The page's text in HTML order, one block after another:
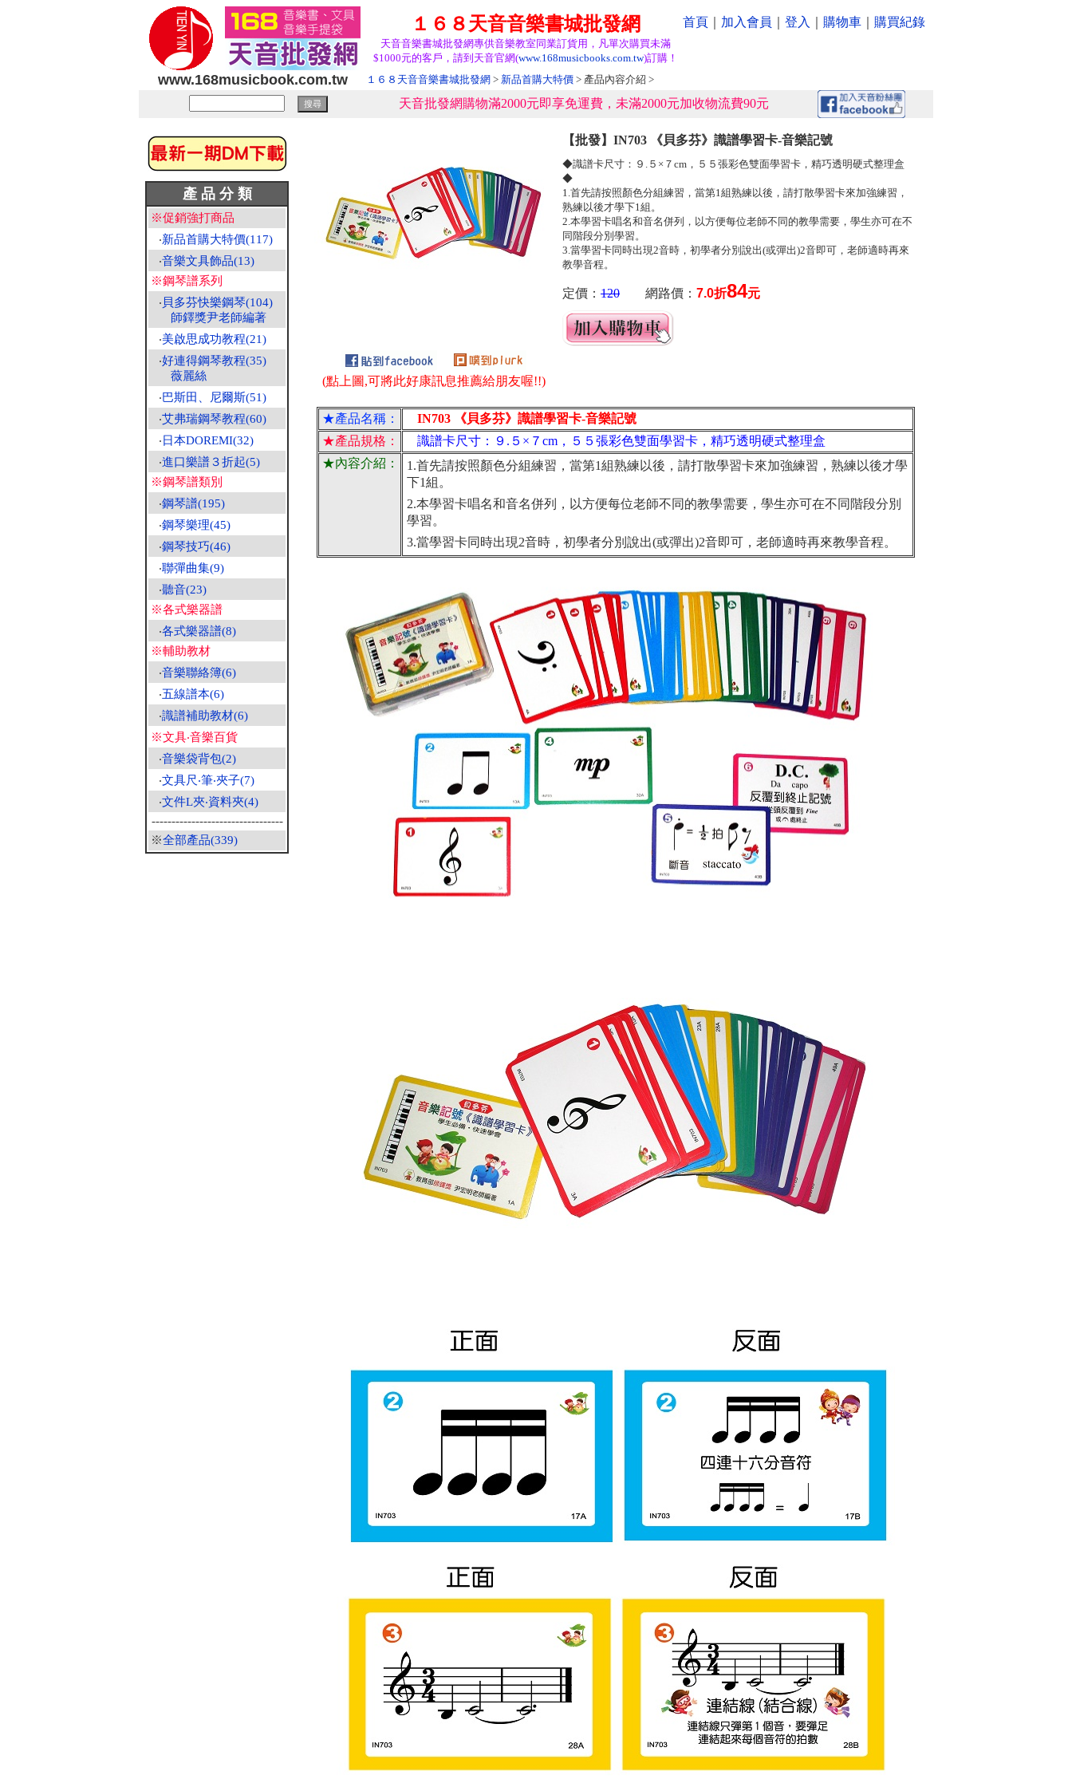
１６８天音音樂書城批發網
天音音樂書城批發網專供音樂教室同業訂貨用，凡單次購買未滿
$1000元的客戶，請到天音官網(www.168musicbooks.com.tw)訂購！
首頁 加入會員 登入 購物車 購買紀錄
www.168musicbook.com.tw １６８天音音樂書城批發網 > 新品首購大特價 > 產品內容介紹 >
天音批發網購物滿2000元即享免運費，未滿2000元加收物流費90元
產 品 分 類
※促銷強打商品
‧新品首購大特價(117)
‧音樂文具飾品(13)
※鋼琴譜系列
‧ 貝多芬快樂鋼琴(104)
師鐸獎尹老師編著
‧美啟思成功教程(21)
‧好連得鋼琴教程(35)
薇麗絲
‧巴斯田、尼爾斯(51)
‧艾弗瑞鋼琴教程(60)
‧ 日本DOREMI(32)
‧進口樂譜３折起(5)
※鋼琴譜類別
‧鋼琴譜(195)
‧鋼琴樂理(45)
‧鋼琴技巧(46)
‧聯彈曲集(9)
‧聽音(23)
※各式樂器譜
‧各式樂器譜(8)
※輔助教材
‧音樂聯絡簿(6)
‧五線譜本(6)
‧識譜補助教材(6)
※文具‧音樂百貨
‧音樂袋背包(2)
‧文具尺‧筆‧夾子(7)
‧文件L夾‧資料夾(4)
---------------------------------
※全部產品(339)
(點上圖,可將此好康訊息推薦給朋友喔!!)
【批發】IN703 《貝多芬》識譜學習卡-音樂記號
◆識譜卡尺寸：９.５×７cm，５５張彩色雙面學習卡，精巧透明硬式整理盒
◆
1.首先請按照顏色分組練習，當第1組熟練以後，請打散學習卡來加強練習，
熟練以後才學下1組。
2.本學習卡唱名和音名併列，以方便每位老師不同的教學需要，學生亦可在不
同階段分別學習。
3.當學習卡同時出現2音時，初學者分別說出(或彈出)2音即可，老師適時再來
教學音程。
定價： 120 網路價： 7.0折84元
★產品名稱：
IN703 《貝多芬》識譜學習卡-音樂記號
★產品規格：
識譜卡尺寸：９.５×７cm，５５張彩色雙面學習卡，精巧透明硬式整理盒
★內容介紹：
1.首先請按照顏色分組練習，當第1組熟練以後，請打散學習卡來加強練習，熟練以後才學
下1組。
2.本學習卡唱名和音名併列，以方便每位老師不同的教學需要，學生亦可在不同階段分別
學習。
3.當學習卡同時出現2音時，初學者分別說出(或彈出)2音即可，老師適時再來教學音程。